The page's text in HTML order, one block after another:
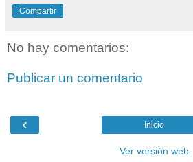
Compartir
No hay comentarios:
Publicar un comentario
‹ Inicio
Ver versión web